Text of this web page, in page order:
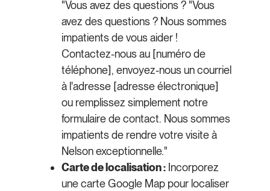
"Vous avez des questions ? "Vous
avez des questions ? Nous sommes
impatients de vous aider !
Contactez-nous au [numéro de
téléphone], envoyez-nous un courriel
à l'adresse [adresse électronique]
ou remplissez simplement notre
formulaire de contact. Nous sommes
impatients de rendre votre visite à
Nelson exceptionnelle."
Carte de localisation : Incorporez
une carte Google Map pour localiser